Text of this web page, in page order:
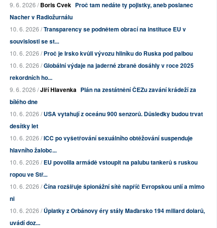
9. 6. 2026 /Boris Cvek Proč tam nedáte ty pojistky, aneb poslanec
Nacher v Radiožurnálu
10. 6. 2026 /Transparency se podnětem obrací na instituce EU v
souvislosti se st...
10. 6. 2026 /Proč je Irsko kvůli vývozu hliníku do Ruska pod palbou
10. 6. 2026 /Globální výdaje na jaderné zbraně dosáhly v roce 2025
rekordních ho...
9. 6. 2026 /Jiří Hlavenka Plán na zestátnění ČEZu zavání krádeží za
bílého dne
10. 6. 2026 /USA vytahují z oceánu 900 senzorů. Důsledky budou trvat
desítky let
10. 6. 2026 /ICC po vyšetřování sexuálního obtěžování suspenduje
hlavního žalobc...
10. 6. 2026 /EU povolila armádě vstoupit na palubu tankerů s ruskou
ropou ve Stř...
10. 6. 2026 /Čína rozšiřuje špionážní sítě napříč Evropskou unií a mimo
ni
10. 6. 2026 /Úplatky z Orbánovy éry stály Maďarsko 194 miliard dolarů,
uvádí doz...